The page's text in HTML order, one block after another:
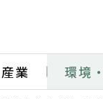
業 環境